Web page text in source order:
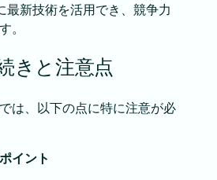
最新技術を活用でき、競争力
。
きと注意点
は、以下の点に特に注意が必
イント